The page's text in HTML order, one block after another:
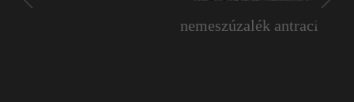
nemeszúzalék antracit